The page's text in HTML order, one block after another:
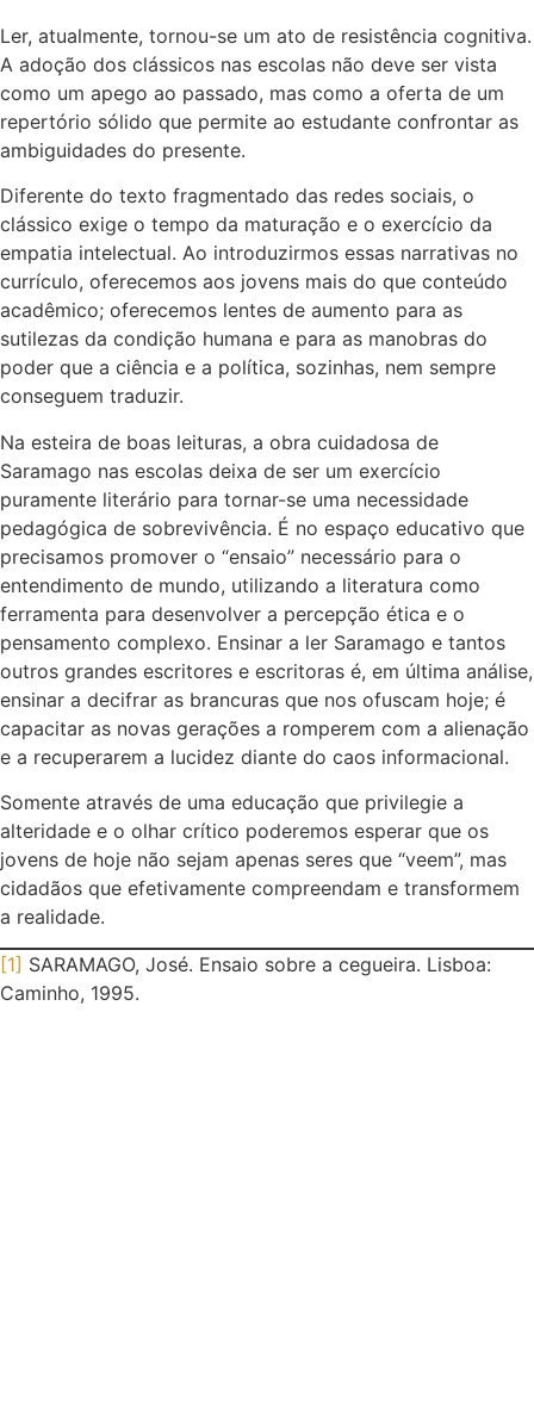
Ler, atualmente, tornou-se um ato de resistência cognitiva.
A adoção dos clássicos nas escolas não deve ser vista
como um apego ao passado, mas como a oferta de um
repertório sólido que permite ao estudante confrontar as
ambiguidades do presente.
Diferente do texto fragmentado das redes sociais, o
clássico exige o tempo da maturação e o exercício da
empatia intelectual. Ao introduzirmos essas narrativas no
currículo, oferecemos aos jovens mais do que conteúdo
acadêmico; oferecemos lentes de aumento para as
sutilezas da condição humana e para as manobras do
poder que a ciência e a política, sozinhas, nem sempre
conseguem traduzir.
Na esteira de boas leituras, a obra cuidadosa de
Saramago nas escolas deixa de ser um exercício
puramente literário para tornar-se uma necessidade
pedagógica de sobrevivência. É no espaço educativo que
precisamos promover o “ensaio” necessário para o
entendimento de mundo, utilizando a literatura como
ferramenta para desenvolver a percepção ética e o
pensamento complexo. Ensinar a ler Saramago e tantos
outros grandes escritores e escritoras é, em última análise,
ensinar a decifrar as brancuras que nos ofuscam hoje; é
capacitar as novas gerações a romperem com a alienação
e a recuperarem a lucidez diante do caos informacional.
Somente através de uma educação que privilegie a
alteridade e o olhar crítico poderemos esperar que os
jovens de hoje não sejam apenas seres que “veem”, mas
cidadãos que efetivamente compreendam e transformem
a realidade.
[1] SARAMAGO, José. Ensaio sobre a cegueira. Lisboa:
Caminho, 1995.